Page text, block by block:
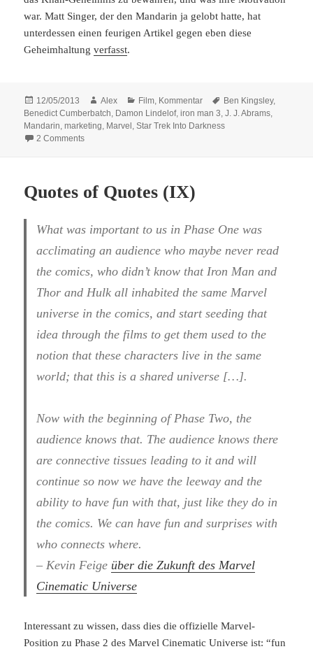
war. Matt Singer, der den Mandarin ja gelobt hatte, hat
unterdessen einen feurigen Artikel gegen eben diese
Geheimhaltungverfasst.
Posted
on
12/05/2013 Author
Alex Categories
Film, Kommentar Tags
Ben Kingsley,
Benedict Cumberbatch, Damon Lindelof,iron man 3,J. J. Abrams,
Mandarin,marketing, Marvel ,Star Trek Into Darkness
2 Commentson Versteckte Bösewichter
Quotes of Quotes (IX)
What was important to us in Phase One was
acclimating an audience who maybe never read
the comics, who didn’t know that Iron Man and
Thor and Hulk all inhabited the same Marvel
universe in the comics, and start seeding that
idea through the films to get them used to the
notion that these characters live in the same
world; that this is a shared universe […].
Now with the beginning of Phase Two, the
audience knows that. The audience knows there
are connective tissues leading to it and will
continue so now we have the leeway and the
ability to have fun with that, just like they do in
the comics. We can have fun and surprises with
who connects where.
– Kevin Feige über die Zukunft des Marvel
Cinematic Universe
Interessant zu wissen, dass dies die offizielle Marvel-
Position zu Phase 2 des Marvel Cinematic Universe ist: “fun